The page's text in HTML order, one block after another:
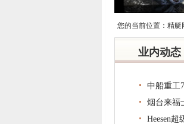
您的当前位置： 精艇
业内动态
中船重工
烟台来福
Heesen